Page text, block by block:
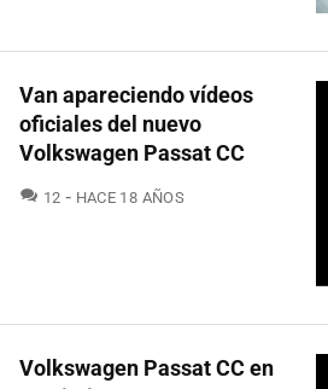
Van apareciendo vídeos
oficiales del nuevo
Volkswagen Passat CC
12 COMENTARIOS
HACE 18 AÑOS
Volkswagen Passat CC en